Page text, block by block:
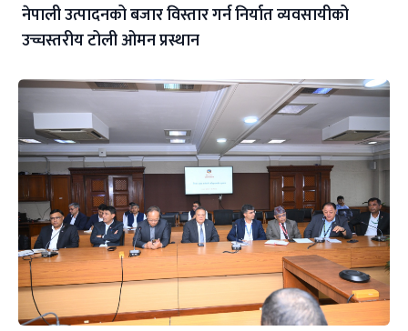
नेपाली उत्पादनको बजार विस्तार गर्न निर्यात व्यवसायीको
उच्चस्तरीय टोली ओमन प्रस्थान